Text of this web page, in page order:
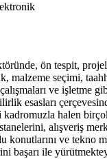
ön tespit,
malzeme seçimi,
ve işletme
esasları
halen
alışveriş
konutlarını ve tekno
başarı ile